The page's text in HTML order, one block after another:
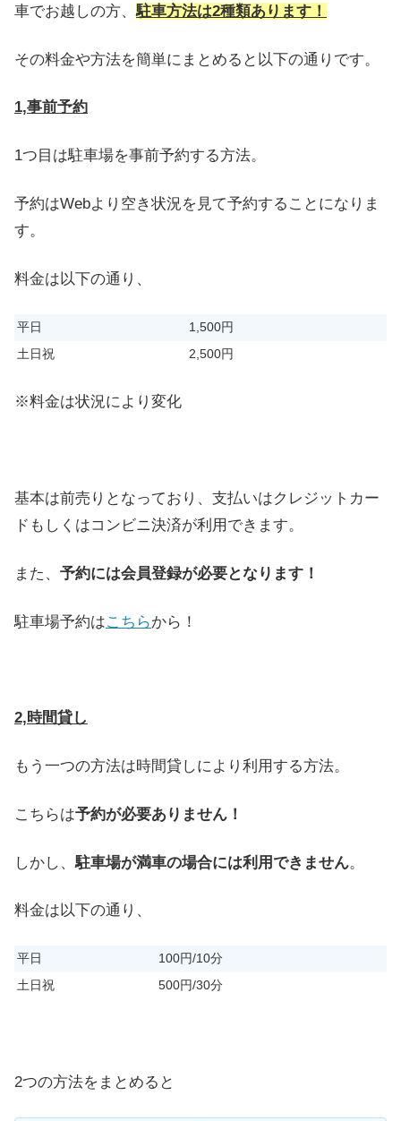
車でお越しの方、駐車方法は2種類あります！
その料金や方法を簡単にまとめると以下の通りです。
1,事前予約
1つ目は駐車場を事前予約する方法。
予約はWebより空き状況を見て予約することになりま
す。
料金は以下の通り、
平日
1,500円
土日祝
2,500円
※料金は状況により変化
基本は前売りとなっており、支払いはクレジットカー
ドもしくはコンビニ決済が利用できます。
また、 予約には会員登録が必要となります！
駐車場予約はこちらから！
2,時間貸し
もう一つの方法は時間貸しにより利用する方法。
こちらは予約が必要ありません！
しかし、駐車場が満車の場合には利用できません。
料金は以下の通り、
平日
100円/10分
土日祝
500円/30分
2つの方法をまとめると